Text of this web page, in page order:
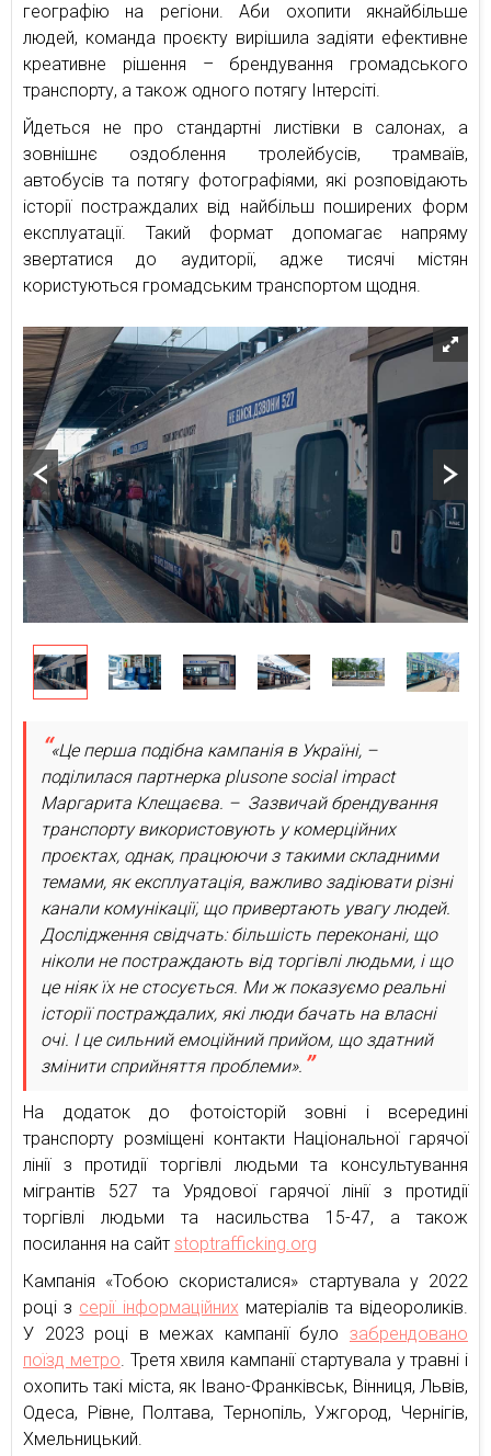
географію на регіони. Аби охопити якнайбільше
людей, команда проєкту вирішила задіяти ефективне
креативне рішення – брендування громадського
транспорту, а також одного потягу Інтерсіті.
Йдеться не про стандартні листівки в салонах, а
зовнішнє оздоблення тролейбусів, трамваїв,
автобусів та потягу фотографіями, які розповідають
історії постраждалих від найбільш поширених форм
експлуатації. Такий формат допомагає напряму
звертатися до аудиторії, адже тисячі містян
користуються громадським транспортом щодня.
«Це перша подібна кампанія в Україні, –
поділилася партнерка plusone social impact
Маргарита Клещаєва. – Зазвичай брендування
транспорту використовують у комерційних
проєктах, однак, працюючи з такими складними
темами, як експлуатація, важливо задіювати різні
канали комунікації, що привертають увагу людей.
Дослідження свідчать: більшість переконані, що
ніколи не постраждають від торгівлі людьми, і що
це ніяк їх не стосується. Ми ж показуємо реальні
історії постраждалих, які люди бачать на власні
очі. І це сильний емоційний прийом, що здатний
змінити сприйняття проблеми».
На додаток до фотоісторій зовні і всередині
транспорту розміщені контакти Національної гарячої
лінії з протидії торгівлі людьми та консультування
мігрантів 527 та Урядової гарячої лінії з протидії
торгівлі людьми та насильства 15-47, а також
посилання на сайт stoptrafficking.org
Кампанія «Тобою скористалися» стартувала у 2022
році з серії інформаційних матеріалів та відеороликів.
У 2023 році в межах кампанії було забрендовано
поїзд метро. Третя хвиля кампанії стартувала у травні і
охопить такі міста, як Івано-Франківськ, Вінниця, Львів,
Одеса, Рівне, Полтава, Тернопіль, Ужгород, Чернігів,
Хмельницький.